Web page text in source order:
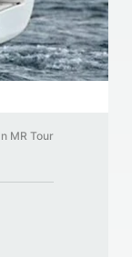
MR Tour